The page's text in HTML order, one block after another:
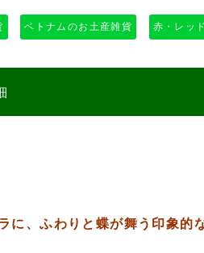
ベトナムのお土産雑貨 赤・レッ
に、ふわりと蝶が舞う印象的